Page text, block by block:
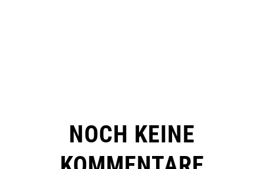
NOCH KEINE